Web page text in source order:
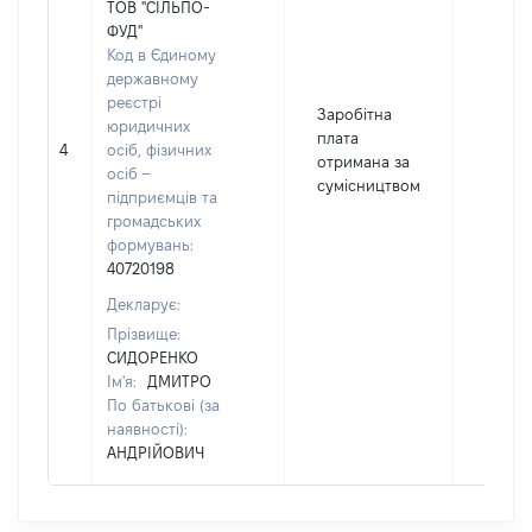
4
ТОВ "СІЛЬПО-
ФУД"
Код в Єдиному
державному
реєстрі
юридичних
осіб, фізичних
осіб –
підприємців та
громадських
формувань:
40720198
Декларує:
Прізвище:
СИДОРЕНКО
Ім'я:
ДМИТРО
По батькові (за
наявності):
АНДРІЙОВИЧ
Заробітна
плата
отримана за
сумісництвом